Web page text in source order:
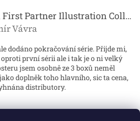
Pokémon First Partner Illustration Collection - Series 2
je 5 z 5 hvězdiček.
Vávra
dodáno pokračování série. Přijde mi,
první sérii ale i tak je o ni velký
jsem osobně ze 3 boxů neměl
doplněk toho hlavního, sic ta cena,
distributory.